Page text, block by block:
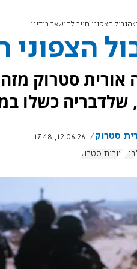
הגבול הצפוני חייב להישאר בידינו
הצפוני
סטרוק
שלדבריה כשלו
סטרוק
12.06.26, 17:48
אורית סטרוק